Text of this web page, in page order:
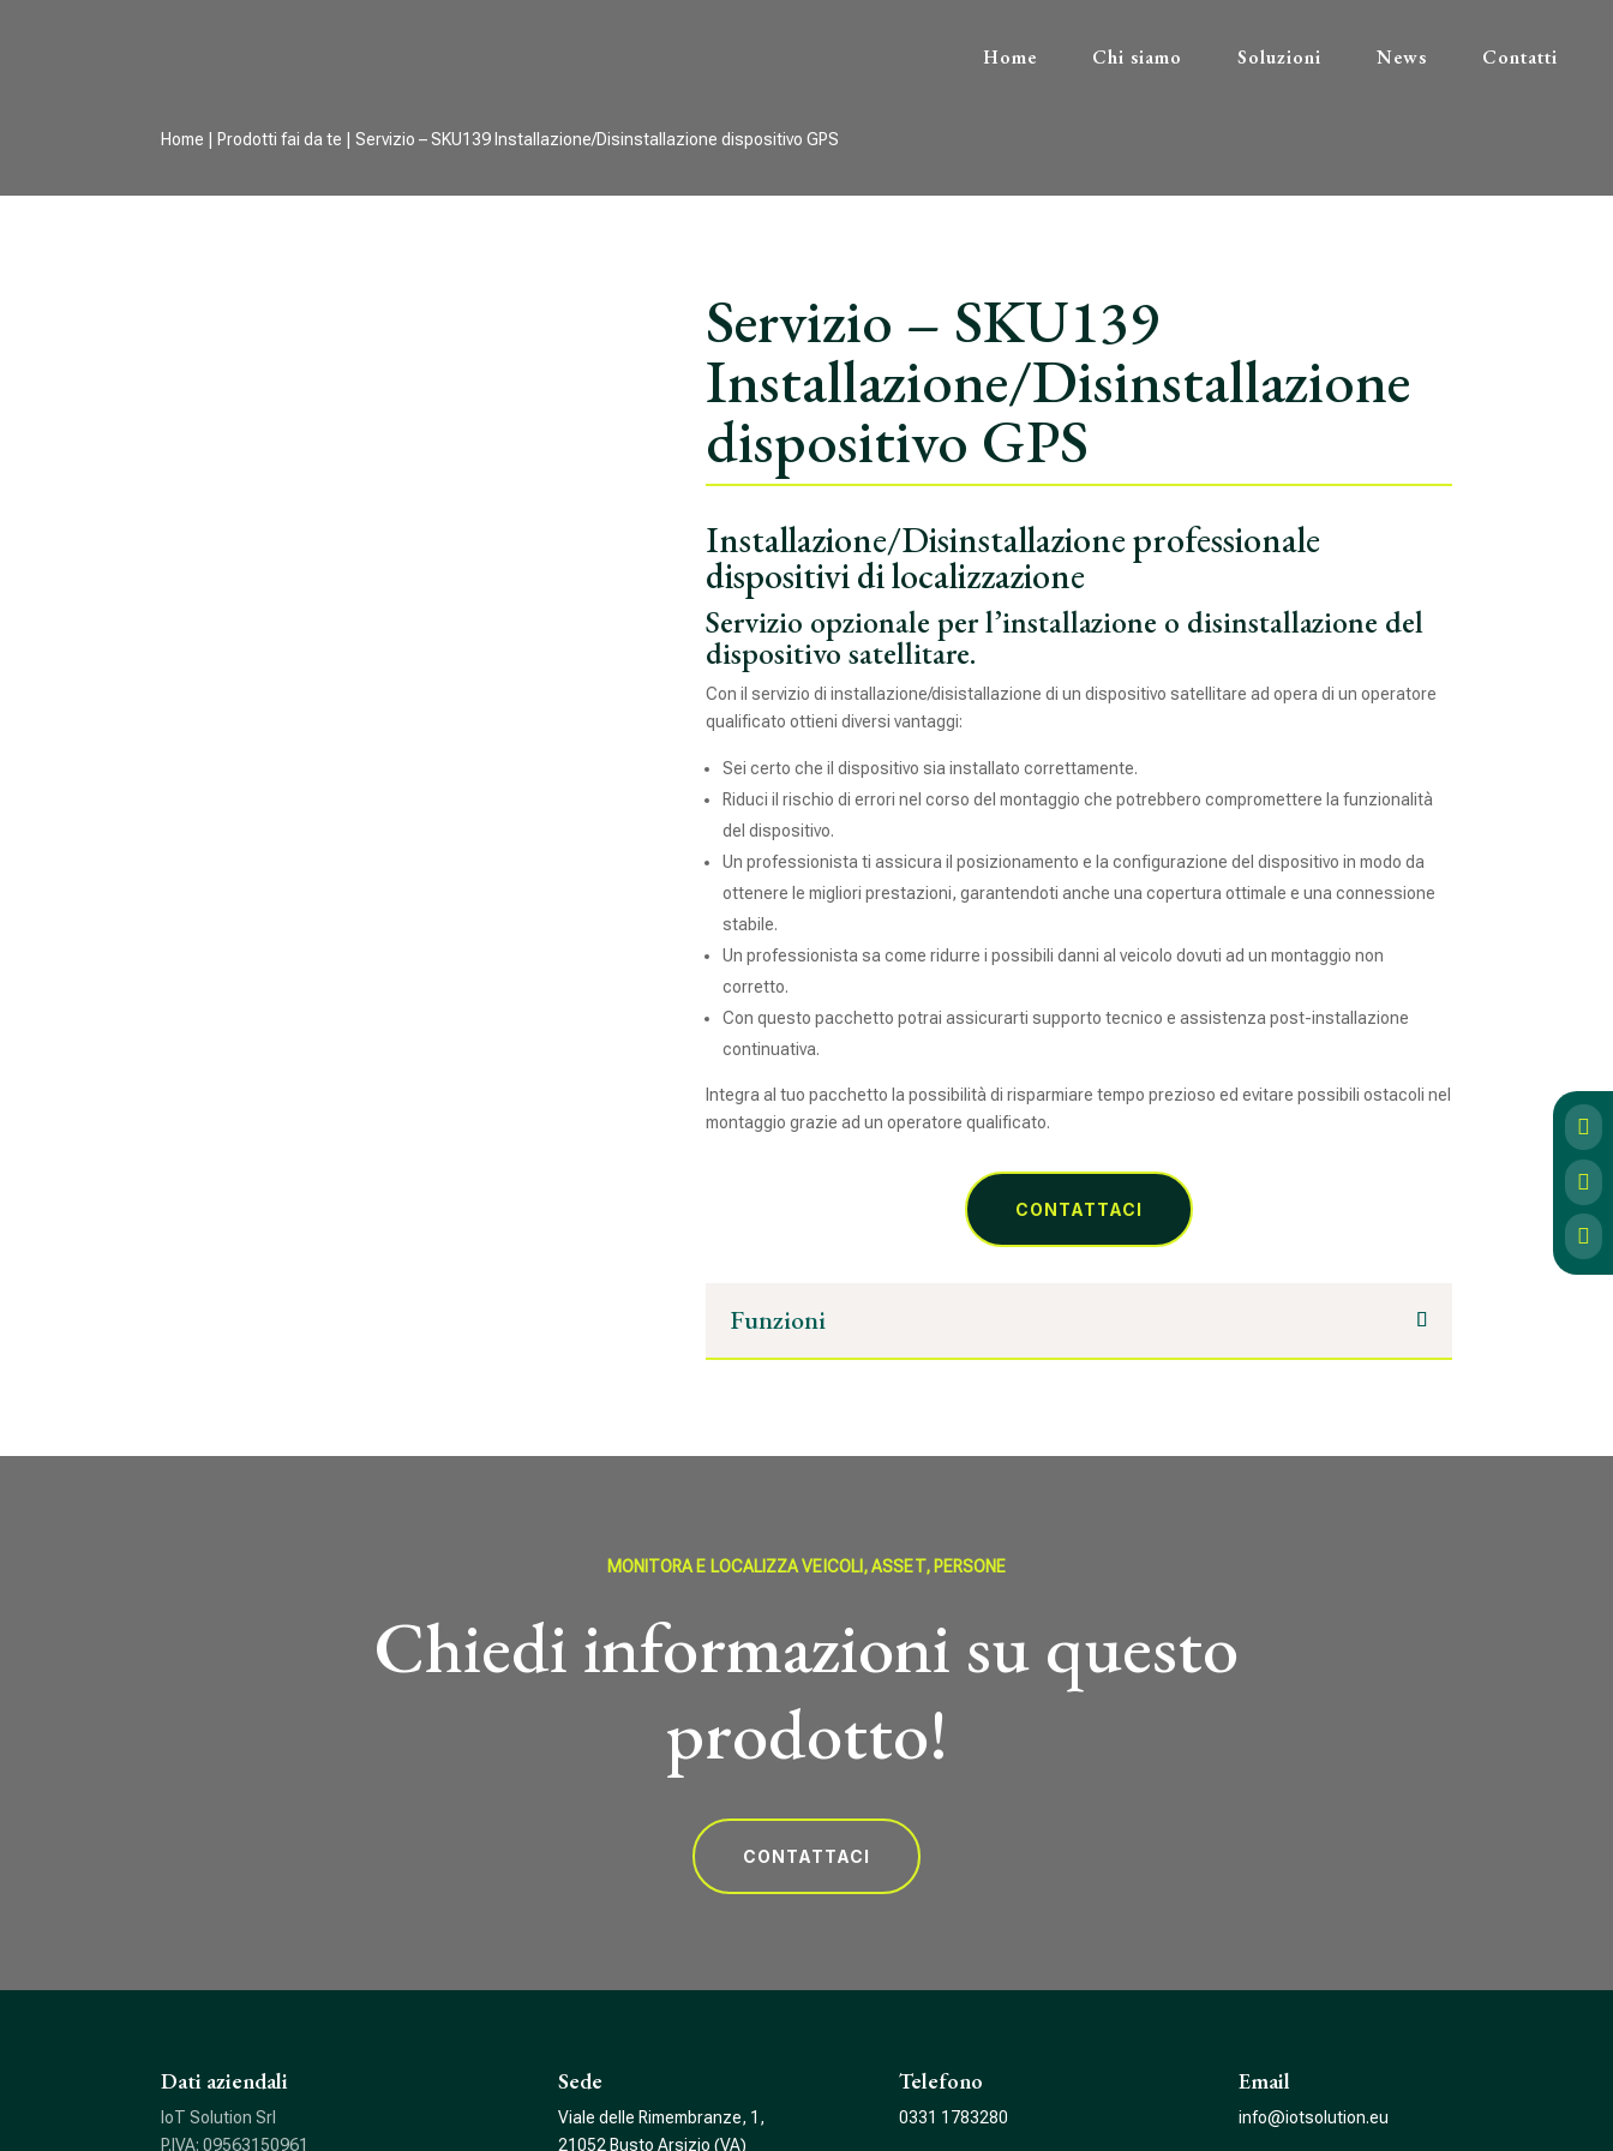
Home Chi siamo Soluzioni News Contatti
Home |Prodotti fai da te | Servizio – SKU139 Installazione/Disinstallazione dispositivo GPS
Servizio – SKU139
Installazione/Disinstallazione
dispositivo GPS
Installazione/Disinstallazione professionale
dispositivi di localizzazione
Servizio opzionale per l’installazione o disinstallazione del
dispositivo satellitare.
Con il servizio di installazione/disistallazione di un dispositivo satellitare ad opera di un operatore
qualificato ottieni diversi vantaggi:
Sei certo che il dispositivo sia installato correttamente.
Riduci il rischio di errori nel corso del montaggio che potrebbero compromettere la funzionalità
del dispositivo.
Un professionista ti assicura il posizionamento e la configurazione del dispositivo in modo da
ottenere le migliori prestazioni, garantendoti anche una copertura ottimale e una connessione
stabile.
Un professionista sa come ridurre i possibili danni al veicolo dovuti ad un montaggio non
corretto.
Con questo pacchetto potrai assicurarti supporto tecnico e assistenza post-installazione
continuativa.
Integra al tuo pacchetto la possibilità di risparmiare tempo prezioso ed evitare possibili ostacoli nel
montaggio grazie ad un operatore qualificato.
CONTATTACI
Funzioni
MONITORA E LOCALIZZA VEICOLI, ASSET, PERSONE
Chiedi informazioni su questo
prodotto!
CONTATTACI
Dati aziendali
IoT Solution Srl
P.IVA: 09563150961
Sede
Viale delle Rimembranze, 1,
21052 Busto Arsizio (VA)
Telefono
0331 1783280
Email
info@iotsolution.eu


